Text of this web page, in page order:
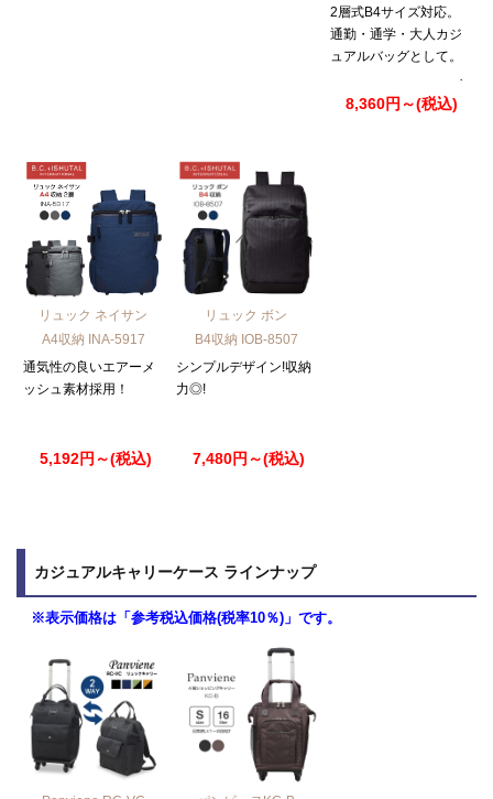
2層式B4サイズ対応。
通勤・通学・大人カジ
ュアルバッグとして。
8,360円～(税込)
リュック ネイサン
A4収納 INA-5917
通気性の良いエアーメ
ッシュ素材採用！
5,192円～(税込)
リュック ボン
B4収納 IOB-8507
シンプルデザイン!収納
力◎!
7,480円～(税込)
カジュアルキャリーケース ラインナップ
※表示価格は「参考税込価格(税率10％)」です。